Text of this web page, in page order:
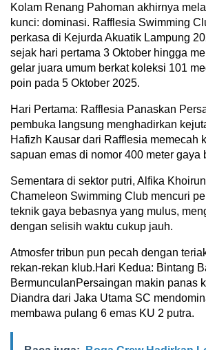
Kolam Renang Pahoman akhirnya
kunci: dominasi. Rafflesia Swimming
perkasa di Kejurda Akuatik Lampung
sejak hari pertama 3 Oktober hingga
gelar juara umum berkat koleksi 101
poin pada 5 Oktober 2025.
Hari Pertama: Rafflesia Panaskan
pembuka langsung menghadirkan
Hafizh Kausar dari Rafflesia memecah
sapuan emas di nomor 400 meter gaya
Sementara di sektor putri, Alfika
Chameleon Swimming Club mencuri
teknik gaya bebasnya yang mulus,
dengan selisih waktu cukup jauh.
Atmosfer tribun pun pecah dengan
rekan-rekan klub.Hari Kedua: Bintang
BermunculanPersaingan makin panas
Diandra dari Jaka Utama SC
membawa pulang 6 emas KU 2 putra.